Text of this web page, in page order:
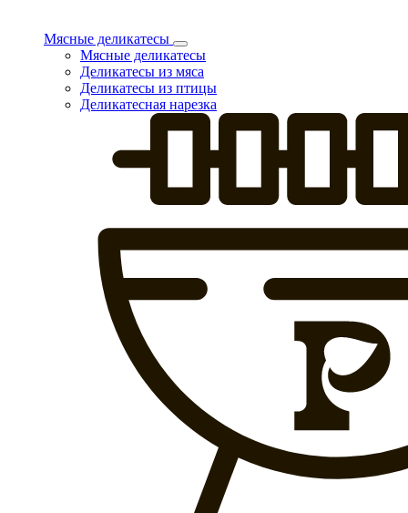
Мясные деликатесы
Мясные деликатесы
Деликатесы из мяса
Деликатесы из птицы
Деликатесная нарезка